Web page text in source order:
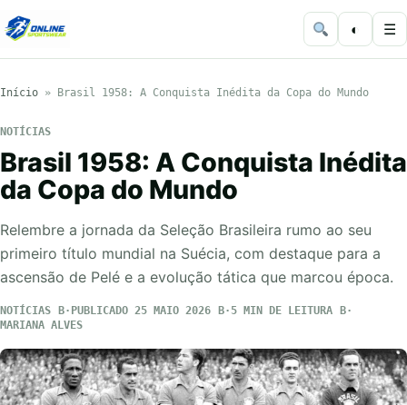
◐ ☰
Início » Brasil 1958: A Conquista Inédita da Copa do Mundo
NOTÍCIAS
Brasil 1958: A Conquista Inédita
da Copa do Mundo
Relembre a jornada da Seleção Brasileira rumo ao seu
primeiro título mundial na Suécia, com destaque para a
ascensão de Pelé e a evolução tática que marcou época.
NOTÍCIAS PUBLICADO 25 MAIO 2026
5 MIN DE LEITURA
MARIANA ALVES